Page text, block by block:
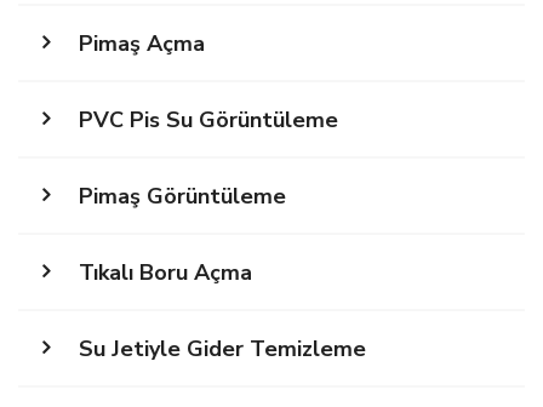
Pimaş Açma
PVC Pis Su Görüntüleme
Pimaş Görüntüleme
Tıkalı Boru Açma
Su Jetiyle Gider Temizleme